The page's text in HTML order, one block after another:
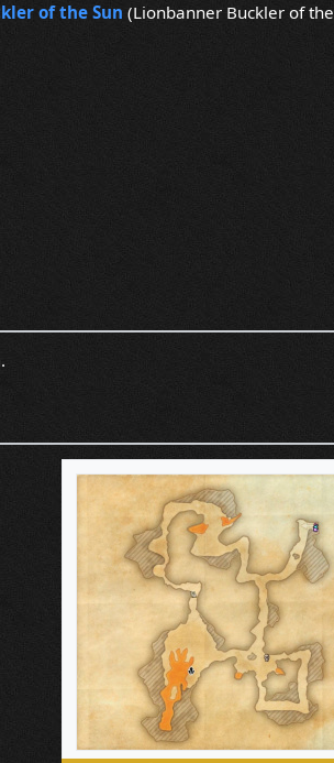
of the Sun (Lionbanner Buckler of the